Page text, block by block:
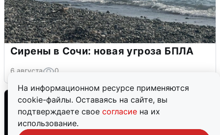
На информационном ресурсе применяются
cookie-файлы. Оставаясь на сайте, вы
подтверждаете свое согласие на их
использование.
Сирены в Сочи: новая угроза БПЛА
6 августа 0